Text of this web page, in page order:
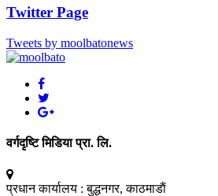
Twitter Page
Tweets by moolbatonews
वर्गदृष्टि मिडिया प्रा. लि.
प्रधान कार्यालय : बुद्धनगर, काठमाडाैं